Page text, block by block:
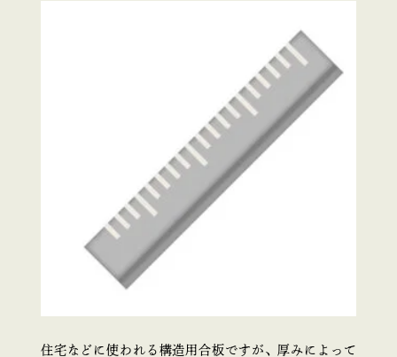
住宅などに使われる構造用合板ですが、厚みによって